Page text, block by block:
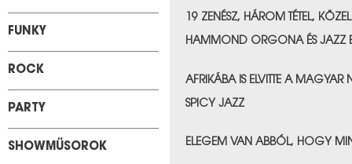
FUNKY
ROCK
PARTY
SHOWMŰSOROK
19 ZENÉSZ, HÁROM TÉTEL,
HAMMOND ORGONA ÉS JAZZ
AFRIKÁBA IS ELVITTE A
SPICY JAZZ
ELEGEM VAN ABBÓL, HOGY